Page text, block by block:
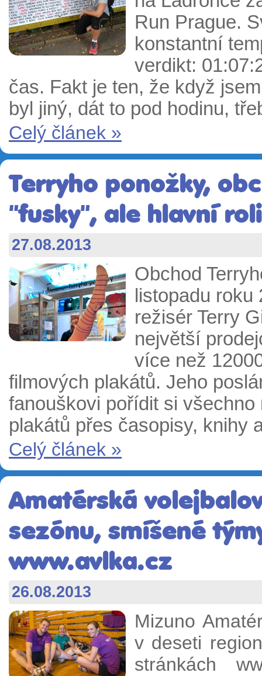
Run Prague.
konstantní
verdikt:
čas. Fakt je ten, že když
byl jiný, dát to pod hodinu,
Celý článek »
Terryho ponožky,
"fusky", ale hlavní
27.08.2013
Obchod
listopadu
režisér Terry
největší
více než
filmových plakátů. Jeho
fanouškovi pořídit si
plakátů přes časopisy, knihy
Celý článek »
Amatérská
sezónu, smíšené
www.avlka.cz
26.08.2013
Mizuno
v deseti
stránkách